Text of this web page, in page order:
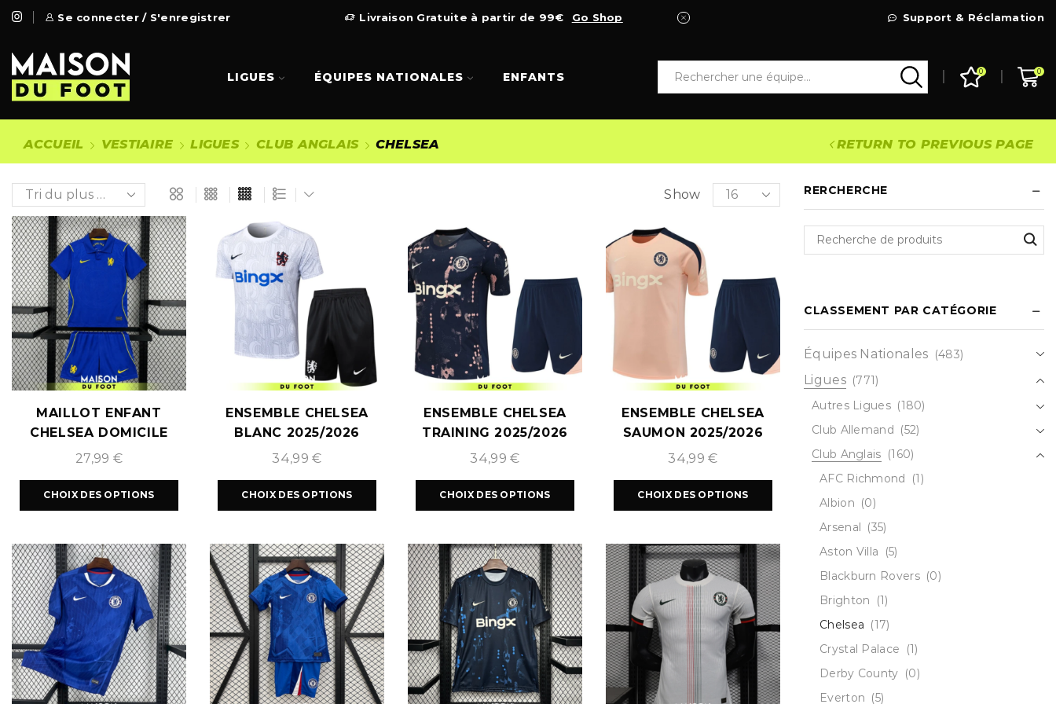
Se connecter / S'enregistrer
à partir de 99€ Go Shop Livraison Gratuite à partir de 99€ Go Shop Livraison Gratuite à partir de 99€ Go Shop
Support & Réclamation
LIGUES ÉQUIPES NATIONALES ENFANTS 0 0
ACCUEIL VESTIAIRE LIGUES CLUB ANGLAIS CHELSEA RETURN TO PREVIOUS PAGE
Show
MAILLOT ENFANT
CHELSEA DOMICILE
2026/2027
27,99 €
CHOIX DES OPTIONS
ENSEMBLE CHELSEA
BLANC 2025/2026
34,99€
CHOIX DES OPTIONS
ENSEMBLE CHELSEA
TRAINING 2025/2026
34,99€
CHOIX DES OPTIONS
ENSEMBLE CHELSEA
SAUMON 2025/2026
34,99€
CHOIX DES OPTIONS
RERCHERCHE
CLASSEMENT PAR CATÉGORIE
Équipes Nationales (483)
Ligues (771)
Autres Ligues (180)
Club Allemand (52)
Club Anglais (160)
AFC Richmond
(1)
Albion (0)
Arsenal (35)
Aston Villa
(5)
Blackburn Rovers (0)
Brighton
(1)
Chelsea (17)
Crystal Palace
(1)
Derby County (0)
Everton (5)